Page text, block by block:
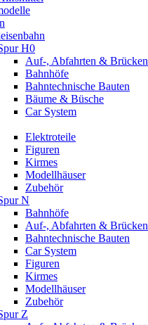
H0
Auf-, Abfahrten & Brücken
Bahnhöfe
Bahntechnische Bauten
Bäume & Büsche
Car System
Elektroteile
Figuren
Kirmes
Modellhäuser
Zubehör
N
Bahnhöfe
Auf-, Abfahrten & Brücken
Bahntechnische Bauten
Car System
Figuren
Kirmes
Modellhäuser
Zubehör
Z